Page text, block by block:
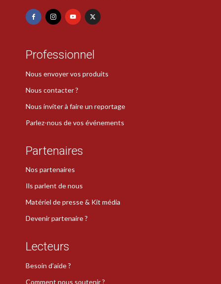
Professionnel
Nous envoyer vos produits
Nous contacter ?
Nous inviter à faire un reportage
Parlez-nous de vos événements
Partenaires
Nos partenaires
Ils parlent de nous
Matériel de presse & Kit média
Devenir partenaire ?
Lecteurs
Besoin d’aide ?
Comment nous soutenir ?